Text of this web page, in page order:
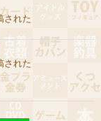
された
された